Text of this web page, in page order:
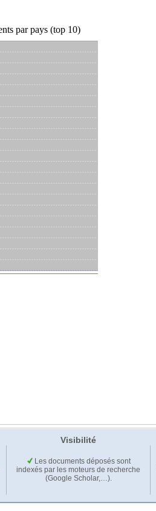
Visibilité
Les documents déposés sont
indexés par les moteurs de recherche
(Google Scholar,…).